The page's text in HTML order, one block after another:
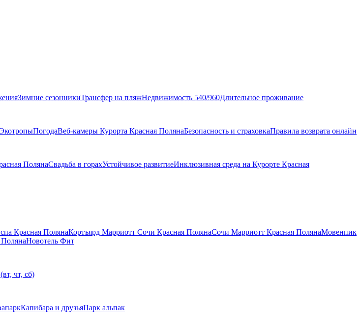
Зимние сезонникиТрансфер на пляжНедвижимость 540/960Длительное проживание
ПогодаВеб-камеры Курорта Красная ПолянаБезопасность и страховкаПравила возврата онлайн
ПолянаСвадьба в горахУстойчивое развитиеИнклюзивная среда на Курорте Красная
Красная ПолянаКортъярд Марриотт Сочи Красная ПолянаСочи Марриотт Красная ПолянаМовенпик
Новотель Фит
чт, сб)
Капибара и друзьяПарк альпак